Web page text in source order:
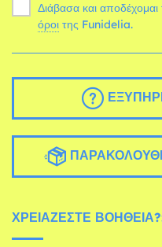
Διάβασα και
όροι της Funidelia.
ΧΡΕΙΆΖΕΣΤΕ